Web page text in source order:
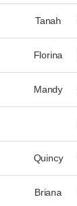
Tanah
Florina
Mandy
Quincy
Briana